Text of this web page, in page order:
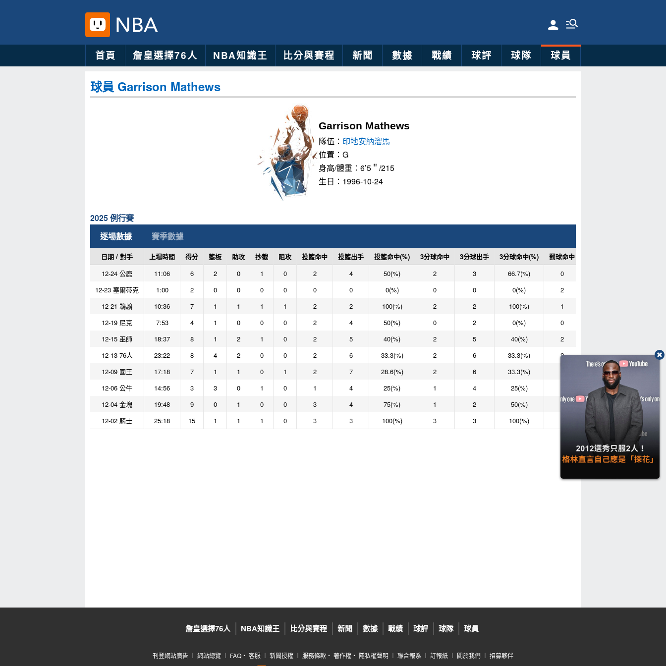
首頁 詹皇選擇76人 NBA知識王 比分與賽程 新聞 數據 戰績 球評 球隊 球員
球員 Garrison Mathews
Garrison Mathews
隊伍： 印地安納溜馬
位置：G
身高/體重：6’5＂/215
生日：1996-10-24
2025 例行賽
逐場數據
賽季數據
日期 / 對手 上場時間 得分 籃板 助攻 抄截 阻攻 投籃命中 投籃出手 投籃命中(%) 3分球命中 3分球出手 3分球命中(%) 罰球命中
12-24 公鹿
11:06 6 2 0 1 0 2 4 50(%) 2 3 66.7(%) 0
12-23 塞爾蒂克
1:00 2 0 0 0 0 0 0 0(%) 0 0 0(%) 2
12-21 鵜鶘
10:36 7 1 1 1 1 2 2 100(%) 2 2 100(%) 1
12-19 尼克
7:53 4 1 0 0 0 2 4 50(%) 0 2 0(%) 0
12-15 巫師
18:37 8 1 2 1 0 2 5 40(%) 2 5 40(%) 2
12-13 76人
23:22 8 4 2 0 0 2 6 33.3(%) 2 6 33.3(%) 2 2
100(%)
12-09 國王
17:18 7 1 1 0 1 2 7 28.6(%) 2 6 33.3(%)
12-06 公牛
14:56 3 3 0 1 0 1 4 25(%) 1 4 25(%) 0
0(%)
12-04 金塊
19:48 9 0 1 0 0 3 4 75(%) 1 2 50(%) 2
100(%)
12-02 騎士
25:18 15 1 1 1 0 3 3 100(%) 3 3 100(%) 66.7(%)
詹皇選擇76人 NBA知識王 比分與賽程 新聞 數據 戰績 球評 球隊 球員
刊登網站廣告 ︱ 網站總覽 ︱ FAQ ‧ 客服 ︱ 新聞授權 ︱ 服務條款 ‧ 著作權 ‧ 隱私權聲明 ︱ 聯合報系 ︱ 訂報紙 ︱ 關於我們 ︱ 招募夥伴